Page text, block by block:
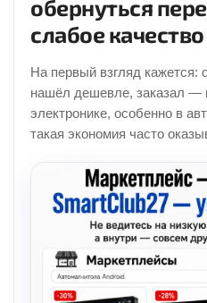
обернуться
слабое качество
На первый взгляд кажется:
нашёл дешевле, заказал —
электронике, особенно в
такая экономия часто